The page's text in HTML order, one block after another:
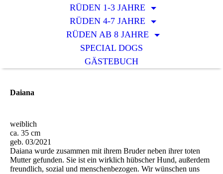
RÜDEN 1-3 JAHRE
RÜDEN 4-7 JAHRE
RÜDEN AB 8 JAHRE
SPECIAL DOGS
GÄSTEBUCH
Daiana
weiblich
ca. 35 cm
geb. 03/2021
Daiana wurde zusammen mit ihrem Bruder neben ihrer toten
Mutter gefunden. Sie ist ein wirklich hübscher Hund, außerdem
freundlich, sozial und menschenbezogen. Wir wünschen uns